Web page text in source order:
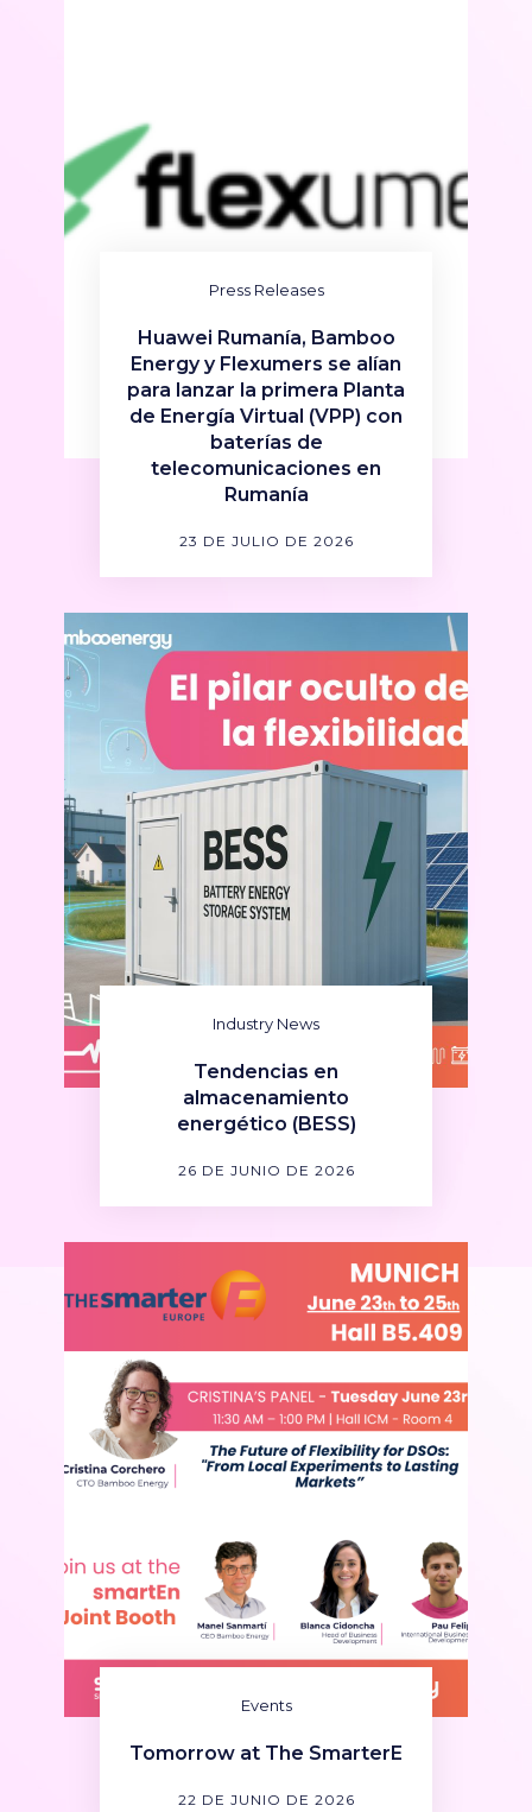
Press Releases
Huawei Rumanía, Bamboo
Energy y Flexumers se alían
para lanzar la primera Planta
de Energía Virtual (VPP) con
baterías de
telecomunicaciones en
Rumanía
23 DE JULIO DE 2026
Industry News
Tendencias en
almacenamiento
energético (BESS)
26 DE JUNIO DE 2026
Events
Tomorrow at The SmarterE
22 DE JUNIO DE 2026